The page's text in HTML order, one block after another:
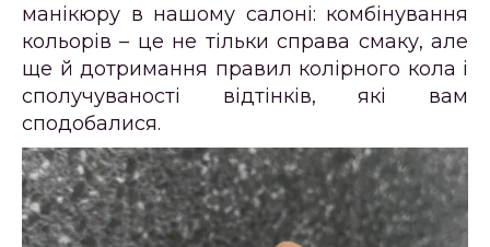
манікюру в нашому салоні: комбінування
кольорів – це не тільки справа смаку, але
ще й дотримання правил колірного кола і
сполучуваності відтінків, які вам
сподобалися.